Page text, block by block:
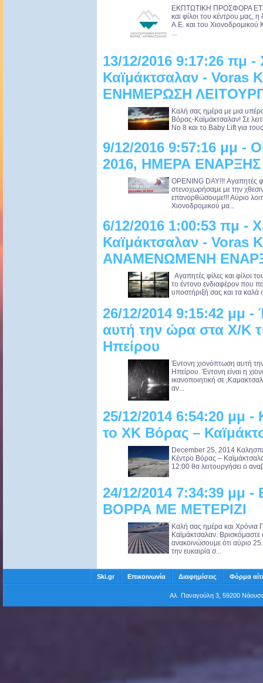
ΕΚΠΤΩΤΙΚΗ ΠΡΟΣΦΟΡΑ
και φίλοι του κέντρου μας, η
Α.Ε. και του Χιονοδρομικού
...
13/12/2016 9:17:26 πμ
Καϊμάκτσαλαν - Voras
ΕΝΗΜΕΡΩΣΗ
Καλή σας ημέρα με μια
Βόρας-Καϊμάκτσαλαν! Σε
Νο 8 και το Baby Lift για
9/12/2016 9:57:16 μμ -
2016, ΗΜΕΡΑ ΕΝΑΡΞΗΣ
OPENING DAY!!! Αγαπητές
στενοχωρήσαμε με την
επανορθώσουμε!!! Αύριο
Χιονοδρομικού μα...
6/12/2016 1:00:53 πμ -
Καϊμάκτσαλαν - Voras
ΑΝΑΜΕΝΩΜΕΝΗ
Αγαπητές φίλες και φίλοι
το έντονο ενδιαφέρον που
υποστήριξή σας και τα καλά
26/12/2014 9:15:42 μμ
αυτή την ώρα στα Χ/Κ
Hπείρου
Έντονη χιονόπτωση αυτή
Hπείρου. Έντονη είναι η
ικανοποιητική σε
αν...
25/12/2014 6:54:20 μμ
το ΧΚ Βόρας –
December 25, 2014
Κέντρο Βόρας –
12:00 θα λειτουργήσει ο
24/12/2014 7:34:39 μμ
ΒΟΡΡΑ ΜΕ ΜΕΤΕΡΙΖΙ
Καλή σας ημέρα και Χρόνια
Καϊμάκτσαλαν.
ανακοινώσουμε ότι αύριο
την ευκαιρία σ...
Ski.gr Επικοινωνία Διαφημίσεις Φόρμα
Αλ. Παναγούλη 3, 59200